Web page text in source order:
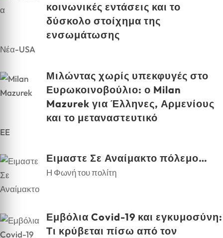
κοινωνικές εντάσεις και το
δύσκολο στοίχημα της
ενσωμάτωσης
Νέα-USA
Μιλώντας χωρίς υπεκφυγές στο
Ευρωκοινοβούλιο: ο Milan
Mazurek για Έλληνες, Αρμενίους
και το μεταναστευτικό
EE
Ειμαστε Σε Αναίμακτο πόλεμο…
Η Φωνή του πολίτη
Εμβόλια Covid-19 και εγκυμοσύνη:
Τι κρύβεται πίσω από τον